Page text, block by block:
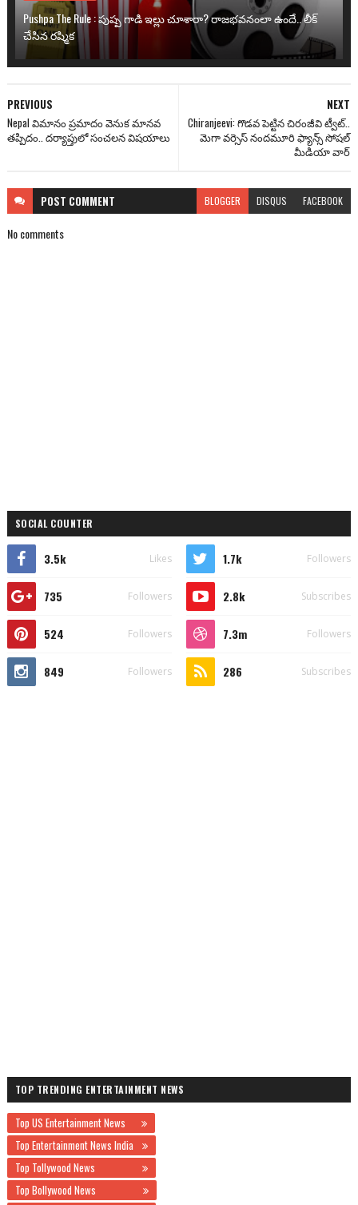
Pushpa The Rule : పుష్ప గాడి ఇల్లు చూశారా? రాజభవనంలా ఉందే.. లీక్
చేసిన రష్మిక
NEXT
Chiranjeevi: గొడవ పెట్టిన చిరంజీవి ట్వీట్‌..
మెగా వ‌ర్సెస్ నంద‌మూరి ఫ్యాన్స్ సోష‌ల్
మీడియా వార్‌
PREVIOUS
Nepal విమానం ప్రమాదం వెనుక మానవ
తప్పిదం.. దర్యాప్తులో సంచలన విషయాలు
POST COMMENT BLOGGER DISQUS FACEBOOK
No comments
SOCIAL COUNTER
3.5k Likes 1.7k Followers
735 Followers 2.8k Subscribes
524 Followers 7.3m Followers
849 Followers 286 Subscribes
TOP TRENDING ENTERTAINMENT NEWS
Top US Entertainment News
Top Entertainment News India
Top Tollywood News
Top Bollywood News